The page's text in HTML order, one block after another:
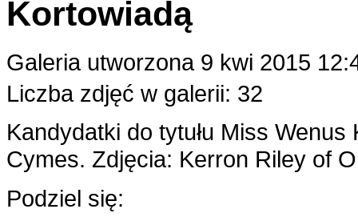
Kortowiadą
Galeria utworzona 9 kwi 2015
Liczba zdjęć w galerii: 32
Kandydatki do tytułu Miss
Cymes. Zdjęcia: Kerron Riley of
Podziel się: